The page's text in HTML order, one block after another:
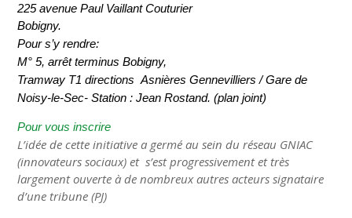
225 avenue Paul Vaillant Couturier
Bobigny.
Pour s’y rendre:
M° 5, arrêt terminus Bobigny,
Tramway T1 directions Asnières Gennevilliers / Gare de
Noisy-le-Sec- Station : Jean Rostand. (plan joint)
Pour vous inscrire
L’idée de cette initiative a germé au sein du réseau GNIAC
(innovateurs sociaux) et s’est progressivement et très
largement ouverte à de nombreux autres acteurs signataire
d’une tribune (PJ)